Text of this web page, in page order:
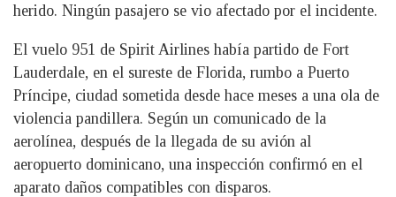
herido. Ningún pasajero se vio afectado por el incidente.
El vuelo 951 de Spirit Airlines había partido de Fort
Lauderdale, en el sureste de Florida, rumbo a Puerto
Príncipe, ciudad sometida desde hace meses a una ola de
violencia pandillera. Según un comunicado de la
aerolínea, después de la llegada de su avión al
aeropuerto dominicano, una inspección confirmó en el
aparato daños compatibles con disparos.